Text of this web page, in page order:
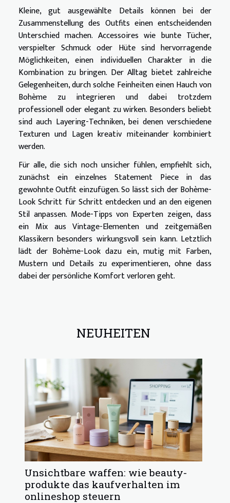
Kleine, gut ausgewählte Details können bei der
Zusammenstellung des Outfits einen entscheidenden
Unterschied machen. Accessoires wie bunte Tücher,
verspielter Schmuck oder Hüte sind hervorragende
Möglichkeiten, einen individuellen Charakter in die
Kombination zu bringen. Der Alltag bietet zahlreiche
Gelegenheiten, durch solche Feinheiten einen Hauch von
Bohème zu integrieren und dabei trotzdem
professionell oder elegant zu wirken. Besonders beliebt
sind auch Layering-Techniken, bei denen verschiedene
Texturen und Lagen kreativ miteinander kombiniert
werden.
Für alle, die sich noch unsicher fühlen, empfiehlt sich,
zunächst ein einzelnes Statement Piece in das
gewohnte Outfit einzufügen. So lässt sich der Bohème-
Look Schritt für Schritt entdecken und an den eigenen
Stil anpassen. Mode-Tipps von Experten zeigen, dass
ein Mix aus Vintage-Elementen und zeitgemäßen
Klassikern besonders wirkungsvoll sein kann. Letztlich
lädt der Bohème-Look dazu ein, mutig mit Farben,
Mustern und Details zu experimentieren, ohne dass
dabei der persönliche Komfort verloren geht.
NEUHEITEN
Unsichtbare waffen: wie beauty-
produkte das kaufverhalten im
onlineshop steuern